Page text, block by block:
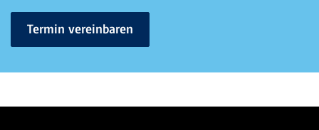
Termin vereinbaren